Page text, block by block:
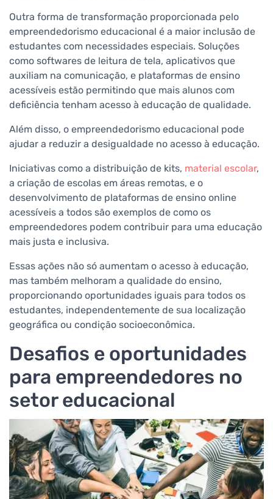
Outra forma de transformação proporcionada pelo
empreendedorismo educacional é a maior inclusão de
estudantes com necessidades especiais. Soluções
como softwares de leitura de tela, aplicativos que
auxiliam na comunicação, e plataformas de ensino
acessíveis estão permitindo que mais alunos com
deficiência tenham acesso à educação de qualidade.
Além disso, o empreendedorismo educacional pode
ajudar a reduzir a desigualdade no acesso à educação.
Iniciativas como a distribuição de kits, material escolar,
a criação de escolas em áreas remotas, e o
desenvolvimento de plataformas de ensino online
acessíveis a todos são exemplos de como os
empreendedores podem contribuir para uma educação
mais justa e inclusiva.
Essas ações não só aumentam o acesso à educação,
mas também melhoram a qualidade do ensino,
proporcionando oportunidades iguais para todos os
estudantes, independentemente de sua localização
geográfica ou condição socioeconômica.
Desafios e oportunidades
para empreendedores no
setor educacional